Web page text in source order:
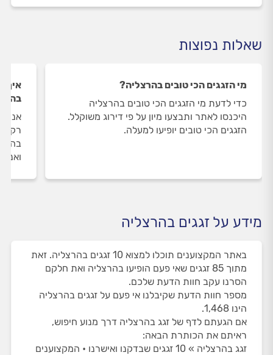
שאלות נפוצות
מי הזגגים הכי טובים בהרצליה?
כדי לדעת מי הזגגים הכי טובים בהרצליה
היכנסו לאתר ותבצעו מיון על פי דירוג משוקלל.
הזגגים הכי טובים יופיעו למעלה.
איך
רק
מידע על זגגים בהרצליה
באתר המקצוענים תוכלו למצוא 10 זגגים בהרצליה. זאת
מתוך 85 זגגים שאי פעם הופיעו בהרצליה ואת חלקם
הסרנו עקב חוות הדעת שלכם.
מספר חוות הדעת שקיבלנו אי פעם על זגגים בהרצליה
הינו 1,468.
אם הגעתם לדף של זגג בהרצליה דרך מנוע חיפוש,
ראיתם את הכותרת הבאה:
זגג בהרצליה » 10 זגגים שבדקנו ואישרנו • המקצוענים